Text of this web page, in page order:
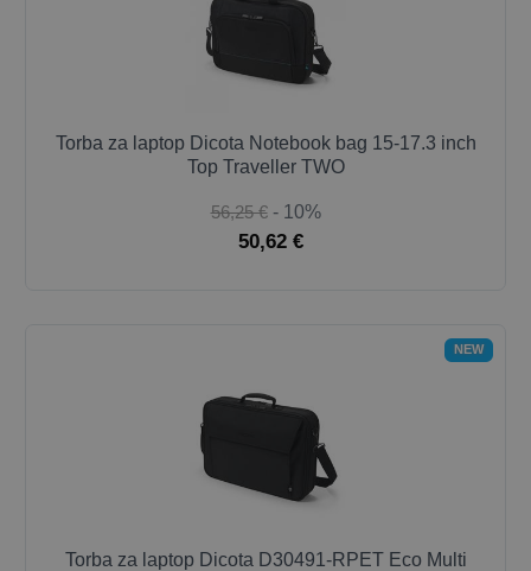
Torba za laptop Dicota Notebook bag 15-17.3 inch
Top Traveller TWO
56,25 € - 10%
50,62 €
NEW
Torba za laptop Dicota D30491-RPET Eco Multi